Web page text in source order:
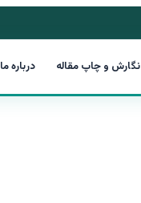
نگارش و چاپ مقاله درباره ما